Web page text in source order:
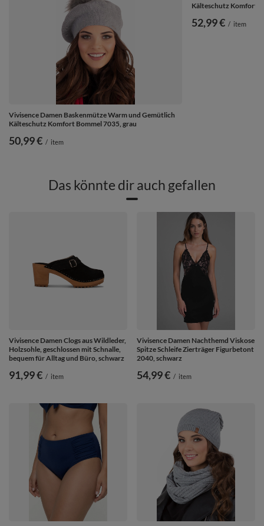
Vivisence Damen Baskenmütze Warm und Gemütlich
Kälteschutz Komfort Bommel 7035, grau
50,99 € / item
Kälteschutz Komfort
52,99 € / item
Das könnte dir auch gefallen
Vivisence Damen Clogs aus Wildleder,
Holzsohle, geschlossen mit Schnalle,
bequem für Alltag und Büro, schwarz
91,99 € / item
Vivisence Damen Nachthemd Viskose
Spitze Schleife Zierträger Figurbetont
2040, schwarz
54,99 € / item